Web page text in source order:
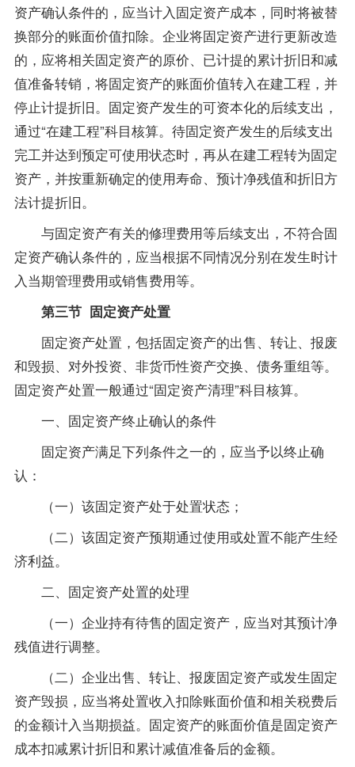
资产确认条件的，应当计入固定资产成本，同时将被替
换部分的账面价值扣除。企业将固定资产进行更新改造
的，应将相关固定资产的原价、已计提的累计折旧和减
值准备转销，将固定资产的账面价值转入在建工程，并
停止计提折旧。固定资产发生的可资本化的后续支出，
通过“在建工程”科目核算。待固定资产发生的后续支出
完工并达到预定可使用状态时，再从在建工程转为固定
资产，并按重新确定的使用寿命、预计净残值和折旧方
法计提折旧。
与固定资产有关的修理费用等后续支出，不符合固
定资产确认条件的，应当根据不同情况分别在发生时计
入当期管理费用或销售费用等。
第三节 固定资产处置
固定资产处置，包括固定资产的出售、转让、报废
和毁损、对外投资、非货币性资产交换、债务重组等。
固定资产处置一般通过“固定资产清理”科目核算。
一、固定资产终止确认的条件
固定资产满足下列条件之一的，应当予以终止确
认：
（一）该固定资产处于处置状态；
（二）该固定资产预期通过使用或处置不能产生经
济利益。
二、固定资产处置的处理
（一）企业持有待售的固定资产，应当对其预计净
残值进行调整。
（二）企业出售、转让、报废固定资产或发生固定
资产毁损，应当将处置收入扣除账面价值和相关税费后
的金额计入当期损益。固定资产的账面价值是固定资产
成本扣减累计折旧和累计减值准备后的金额。